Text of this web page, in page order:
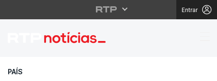
Entrar
Colisão frontal no IC2
PAÍS